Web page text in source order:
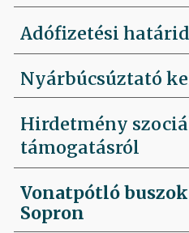
Adófizetési
Nyárbúcsúztató
Hirdetmény
támogatásról
Vonatpótló
Sopron